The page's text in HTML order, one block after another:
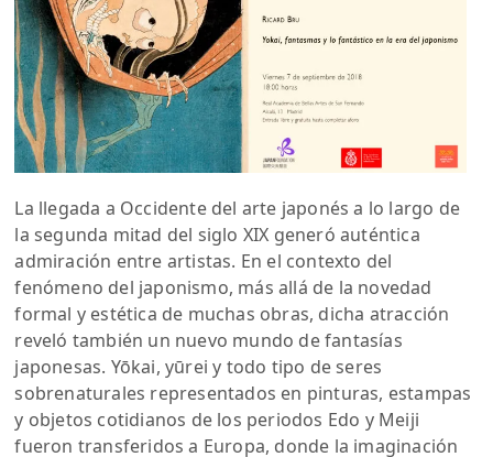
La llegada a Occidente del arte japonés a lo largo de
la segunda mitad del siglo XIX generó auténtica
admiración entre artistas. En el contexto del
fenómeno del japonismo, más allá de la novedad
formal y estética de muchas obras, dicha atracción
reveló también un nuevo mundo de fantasías
japonesas. Yōkai, yūrei y todo tipo de seres
sobrenaturales representados en pinturas, estampas
y objetos cotidianos de los periodos Edo y Meiji
fueron transferidos a Europa, donde la imaginación